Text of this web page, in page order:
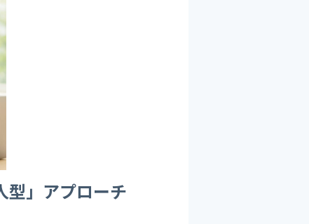
型」アプローチ